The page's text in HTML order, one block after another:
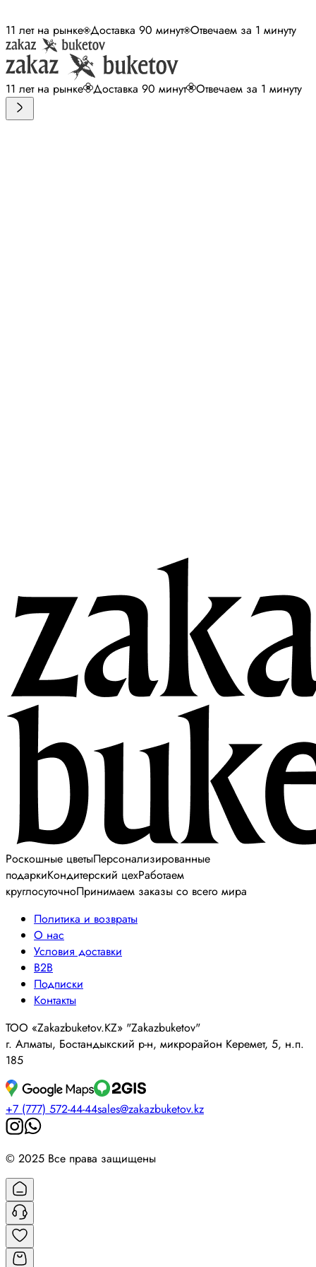
11 лет на рынке Доставка 90 минут Отвечаем за 1 минуту
11 лет на рынке Доставка 90 минут Отвечаем за 1 минуту
Роскошные цветыПерсонализированные
подаркиКондитерский цехРаботаем
круглосуточноПринимаем заказы со всего мира
Политика и возвраты
О нас
Условия доставки
B2B
Подписки
Контакты
ТОО «Zakazbuketov.KZ» "Zakazbuketov"
г. Алматы, Бостандыкский р-н, микрорайон Керемет, 5, н.п.
185
+7 (777) 572-44-44sales@zakazbuketov.kz
© 2025 Все права защищены